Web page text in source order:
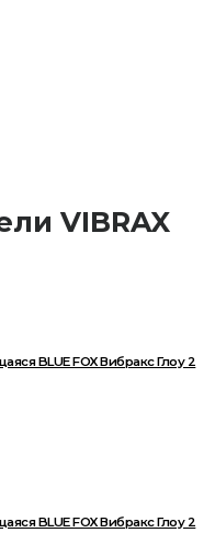
VIBRAX
BLUE FOX Вибракс Глоу 2
BLUE FOX Вибракс Глоу 2